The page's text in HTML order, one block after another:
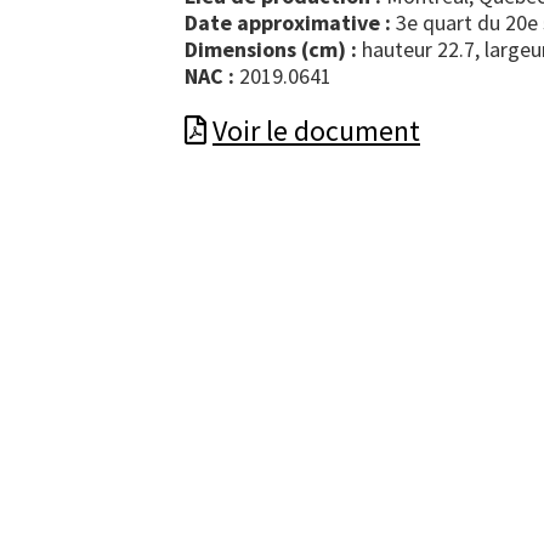
Date approximative : 3e quart du 20e
Dimensions (cm) : hauteur 22.7,
NAC : 2019.0641
Voir le document